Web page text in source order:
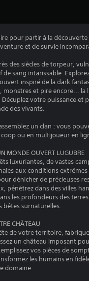
pour partir à la découverte
et de survie
des siècles de torpeur,
de sang intarissable.
inspiré de la dark
monstres et pire encore... la
votre puissance et
des vivants.
un clan : vous
coop ou en multijoueur en
MONDE OUVERT LUGUBRE
luxuriantes, de vastes
aux conditions extrêmes
dénicher de précieuses
pénétrez dans des villes
les profondeurs des terres
bêtes surnaturelles.
CHÂTEAU
de votre territoire,
un château imposant
vos pièces de
les humains en
domaine.